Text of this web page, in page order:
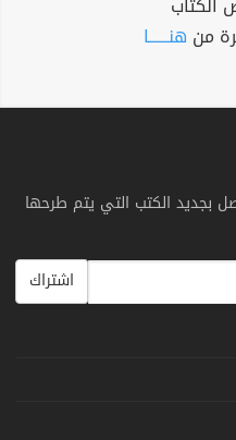
من هنــــــا
بجديد الكتب التي يتم طرحها
اشتراك